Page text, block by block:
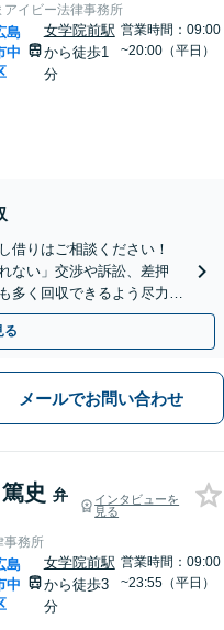
アイビー法律事務所
島
中
女学院前駅
から徒歩1
分
営業時間：09:00
~20:00（平日）
借りはご相談ください！
ない」交渉や訴訟、差押
多く回収できるよう尽力
護士歴15年以上】
る
メールでお問い合わせ
史 弁
インタビューを
見る
事務所
島
中
女学院前駅
から徒歩3
分
営業時間：09:00
~23:55（平日）